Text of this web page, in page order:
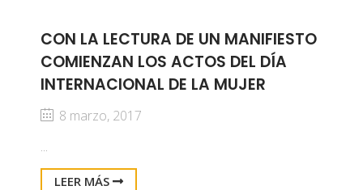
CON LA LECTURA DE UN MANIFIESTO
COMIENZAN LOS ACTOS DEL DÍA
INTERNACIONAL DE LA MUJER
8 marzo, 2017
...
LEER MÁS